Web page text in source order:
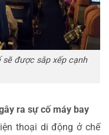
được sắp xếp cạnh
ra sự cố máy bay
thoại di động ở chế